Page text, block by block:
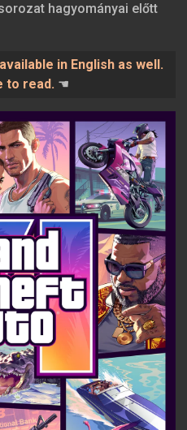
hagyományai előtt
in English as well.
to read. ☚